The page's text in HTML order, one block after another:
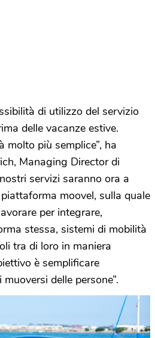
di utilizzo del servizio
delle vacanze estive.
molto più semplice”, ha
Managing Director di
servizi saranno ora a
moovel, sulla quale
per integrare,
stessa, sistemi di mobilità
tra di loro in maniera
è semplificare
delle persone”.